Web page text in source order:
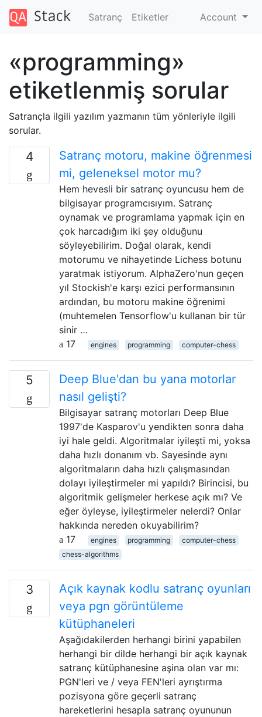
Satranç Etiketler Account
«programming»
etiketlenmiş sorular
Satrançla ilgili yazılım yazmanın tüm yönleriyle ilgili
sorular.
4
Satranç motoru, makine öğrenmesi
mi, geleneksel motor mu?
Hem hevesli bir satranç oyuncusu hem de
bilgisayar programcısıyım. Satranç
oynamak ve programlama yapmak için en
çok harcadığım iki şey olduğunu
söyleyebilirim. Doğal olarak, kendi
motorumu ve nihayetinde Lichess botunu
yaratmak istiyorum. AlphaZero'nun geçen
yıl Stockish'e karşı ezici performansının
ardından, bu motoru makine öğrenimi
(muhtemelen Tensorflow'u kullanan bir tür
sinir …
17
engines programming computer-chess
5
Deep Blue'dan bu yana motorlar
nasıl gelişti?
Bilgisayar satranç motorları Deep Blue
1997'de Kasparov'u yendikten sonra daha
iyi hale geldi. Algoritmalar iyileşti mi, yoksa
daha hızlı donanım vb. Sayesinde aynı
algoritmaların daha hızlı çalışmasından
dolayı iyileştirmeler mi yapıldı? Birincisi, bu
algoritmik gelişmeler herkese açık mı? Ve
eğer öyleyse, iyileştirmeler nelerdi? Onlar
hakkında nereden okuyabilirim?
17
engines programming
computer-chess
chess-algorithms
3
Açık kaynak kodlu satranç oyunları
veya pgn görüntüleme
kütüphaneleri
Aşağıdakilerden herhangi birini yapabilen
herhangi bir dilde herhangi bir açık kaynak
satranç kütüphanesine aşina olan var mı:
PGN'leri ve / veya FEN'leri ayrıştırma
pozisyona göre geçerli satranç
hareketlerini hesapla satranç oyununun